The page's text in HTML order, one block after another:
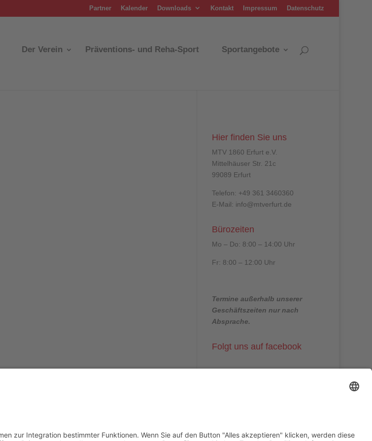
Partner Kalender Downloads Kontakt Impressum Datenschutz
Der Verein Präventions- und Reha-Sport Sportangebote
Hier finden Sie uns
MTV 1860 Erfurt e.V.
Mittelhäuser Str. 21c
99089 Erfurt
Telefon: +49 361 3460360
E-Mail: info@mtverfurt.de
Bürozeiten
Mo – Do: 8:00 – 14:00 Uhr
Fr: 8:00 – 12:00 Uhr
Termine außerhalb unserer
Geschäftszeiten nur nach
Absprache.
Folgt uns auf facebook